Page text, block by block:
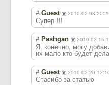
# Guest 2010-02-08
Супер !!!
# Pashgan 2010-02-15
Я, конечно, могу
их мало кто будет
# Guest 2010-02-20
Спасибо за статью